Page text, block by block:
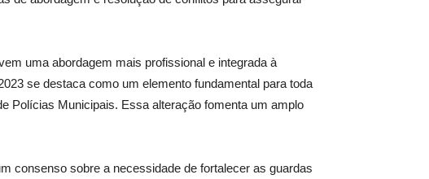
uma abordagem mais profissional e integrada à
se destaca como um elemento fundamental para toda
Polícias Municipais. Essa alteração fomenta um amplo
consenso sobre a necessidade de fortalecer as guardas